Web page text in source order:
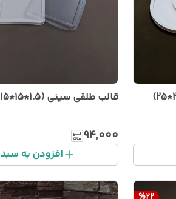
قالب طلقی سینی (1.5*15*15)
۹۴٬۰۰۰
افزودن به سبد